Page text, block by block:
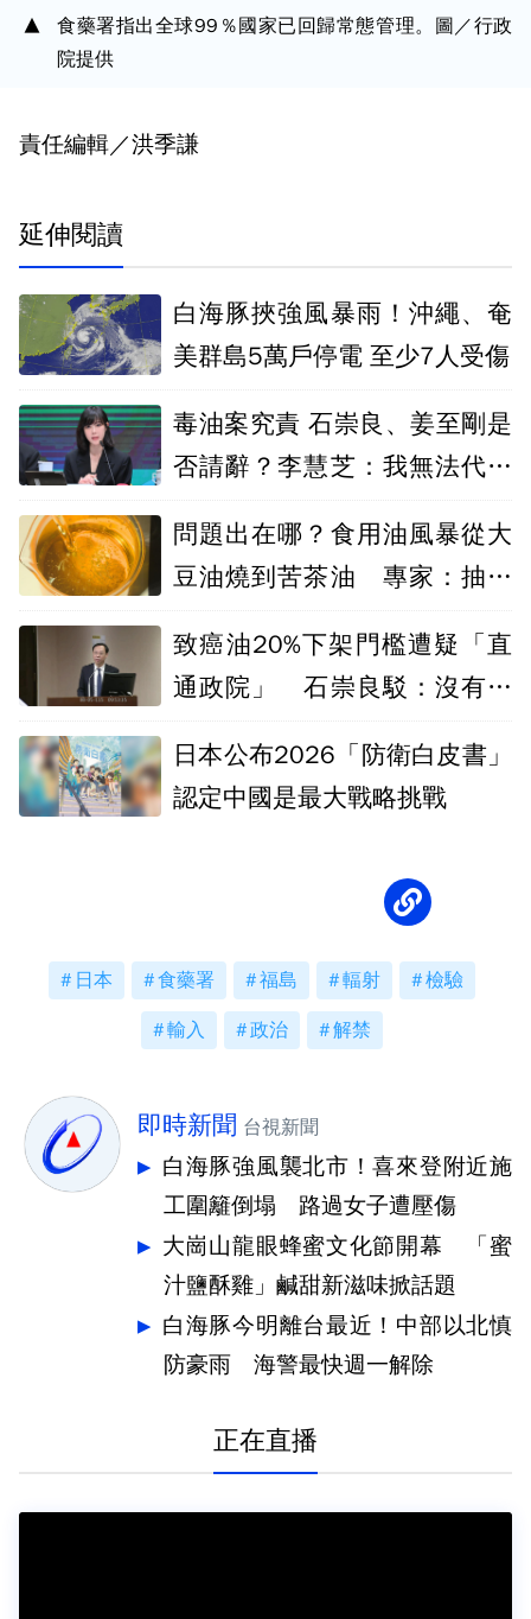
食藥署指出全球99％國家已回歸常態管理。圖／行政
院提供
責任編輯／洪季謙
延伸閱讀
白海豚挾強風暴雨！沖繩、奄
美群島5萬戶停電 至少7人受傷
毒油案究責 石崇良、姜至剛是
否請辭？李慧芝：我無法代為
問題出在哪？食用油風暴從大
豆油燒到苦茶油 專家：抽樣
致癌油20%下架門檻遭疑「直
通政院」 石崇良駁：沒有跳
日本公布2026「防衛白皮書」
認定中國是最大戰略挑戰
日本 食藥署 福島 輻射 檢驗
輸入 政治 解禁
即時新聞 台視新聞
白海豚強風襲北市！喜來登附近施
工圍籬倒塌 路過女子遭壓傷
大崗山龍眼蜂蜜文化節開幕 「蜜
汁鹽酥雞」鹹甜新滋味掀話題
白海豚今明離台最近！中部以北慎
防豪雨 海警最快週一解除
正在直播